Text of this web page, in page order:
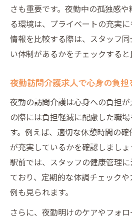
さも重要です。夜勤中の孤独感
る環境は、プライベートの充実
情報を比較する際は、スタッフ
い体制があるかをチェックすると
夜勤訪問介護求人で心身の負
夜勤の訪問介護は心身への負担
の際には負担軽減に配慮した職
す。例えば、適切な休憩時間の
が充実しているかを確認しまし
駅前では、スタッフの健康管理
ており、定期的な体調チェック
例も見られます。
さらに、夜勤明けのケアやフォ